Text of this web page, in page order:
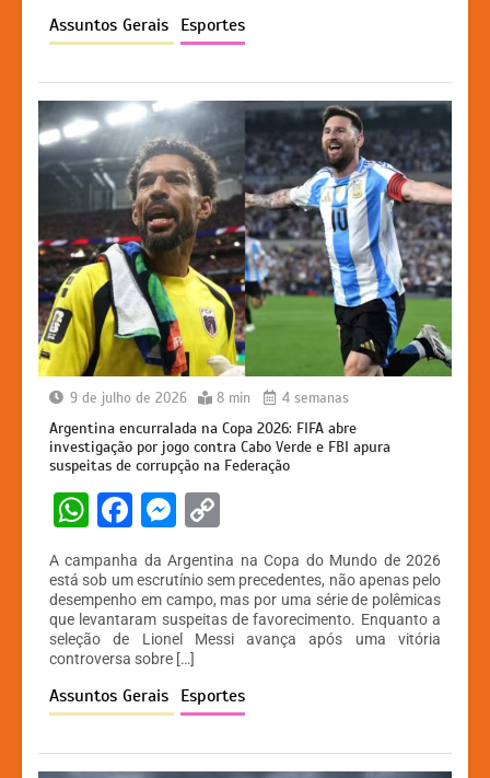
p o
k
n
er
n
Assuntos Gerais Esportes
9 de julho de 2026 8 min 4 semanas
Argentina encurralada na Copa 2026: FIFA abre
investigação por jogo contra Cabo Verde e FBI apura
suspeitas de corrupção na Federação
W
at
s
A
p
p
F
a
c
e
b
o
o
k
M
s
s
e
n
g
er
p
y
Li
n
k
A campanha da Argentina na Copa do Mundo de 2026
está sob um escrutínio sem precedentes, não apenas pelo
desempenho em campo, mas por uma série de polêmicas
que levantaram suspeitas de favorecimento. Enquanto a
seleção de Lionel Messi avança após uma vitória
controversa sobre […]
Assuntos Gerais Esportes